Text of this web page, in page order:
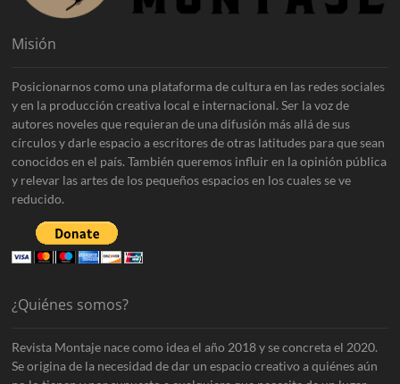
Misión
Posicionarnos como una plataforma de cultura en las redes sociales
y en la producción creativa local e internacional. Ser la voz de
autores noveles que requieran de una difusión más allá de sus
círculos y darle espacio a escritores de otras latitudes para que sean
conocidos en el país. También queremos influir en la opinión pública
y relevar las artes de los pequeños espacios en los cuales se ve
reducido.
¿Quiénes somos?
Revista Montaje nace como idea el año 2018 y se concreta el 2020.
Se origina de la necesidad de dar un espacio creativo a quiénes aún